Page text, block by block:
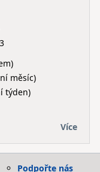
měsíc)
týden)
Více
Podpořte nás